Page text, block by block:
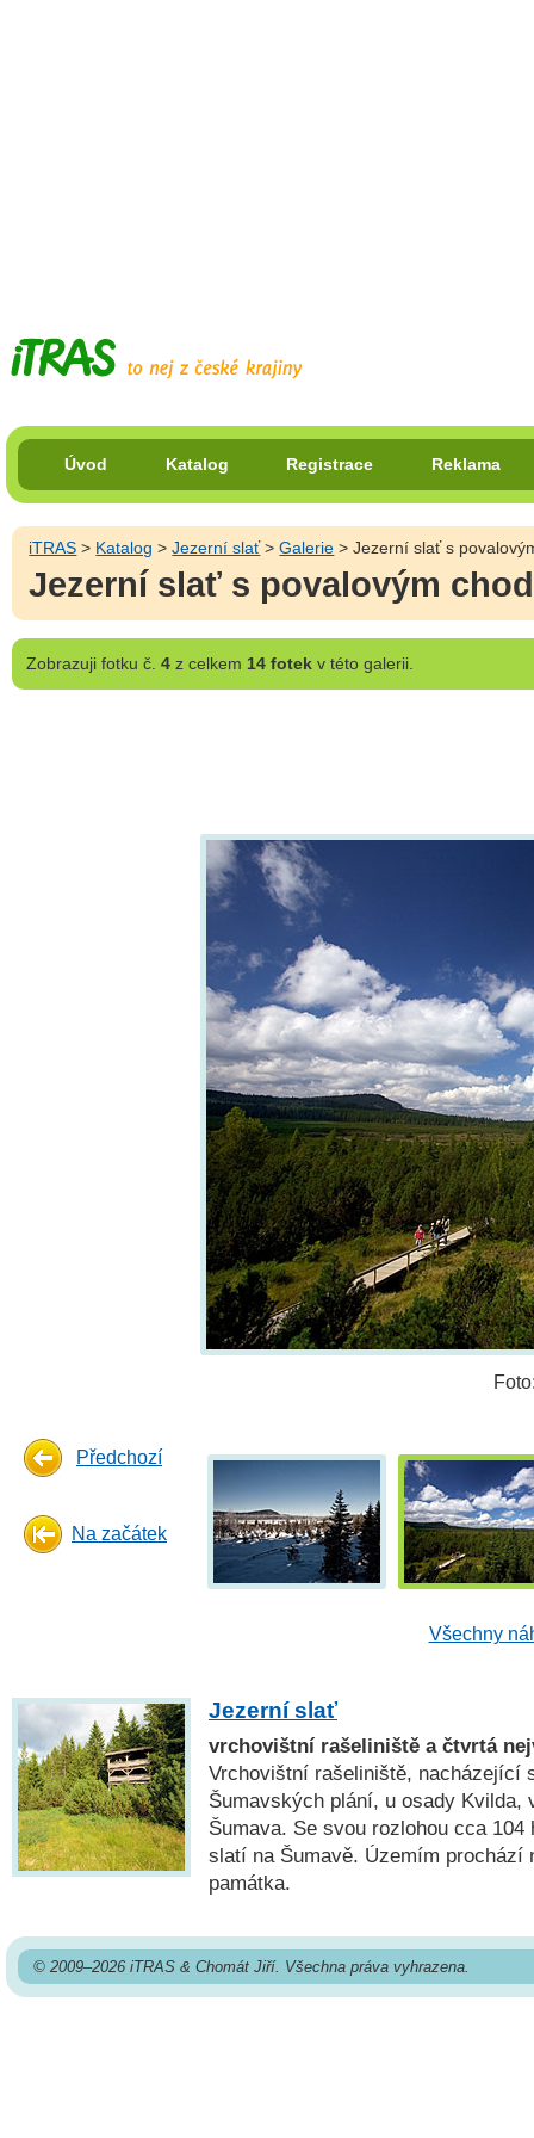
Úvod Katalog Registrace Reklama
iTRAS > Katalog >Jezerní slať>Galerie > Jezerní slať s
Jezerní slať s povalovým
Zobrazujifotku č. 4z celkem 14 fotekv této galerii.
Předchozí
Na začátek
Všechny
Jezerní slať
vrchovištní rašeliniště a čtvrtá
Vrchovištní rašeliniště, nacházející
Šumavských plání, u osady Kvilda,
Šumava. Se svou rozlohou cca
slatí na Šumavě. Územím prochází
památka.
© 2009–2026 iTRAS & Chomát Jiří. Všechna práva vyhrazena.